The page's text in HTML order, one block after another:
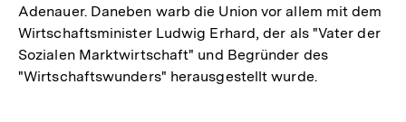
Adenauer. Daneben warb die Union vor allem mit dem
Wirtschaftsminister Ludwig Erhard, der als "Vater der
Sozialen Marktwirtschaft" und Begründer des
"Wirtschaftswunders" herausgestellt wurde.